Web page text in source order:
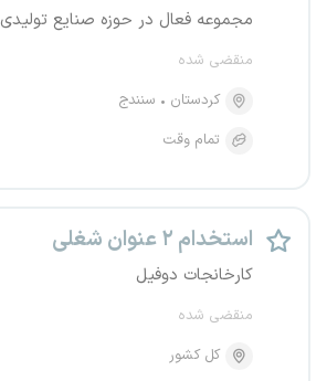
مجموعه فعال در حوزه صنایع تولیدی
منقضی شده
کردستان
سنندج
تمام وقت
استخدام ۲ عنوان شغلی
کارخانجات دوفیل
منقضی شده
کل کشور